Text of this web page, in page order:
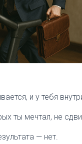
и у тебя
ты мечтал, не
— нет.